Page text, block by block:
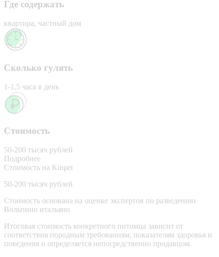
Где содержать
квартира, частный дом
Сколько гулять
1-1,5 часа в день
Стоимость
50-200 тысяч рублей
Подробнее
Стоимость на Kinpet
50-200 тысяч рублей
Стоимость основана на оценке экспертов по разведению
Вольпино итальяно
Итоговая стоимость конкретного питомца зависит от
соответствия породным требованиям, показателям здоровья и
поведения и определяется непосредственно продавцом.